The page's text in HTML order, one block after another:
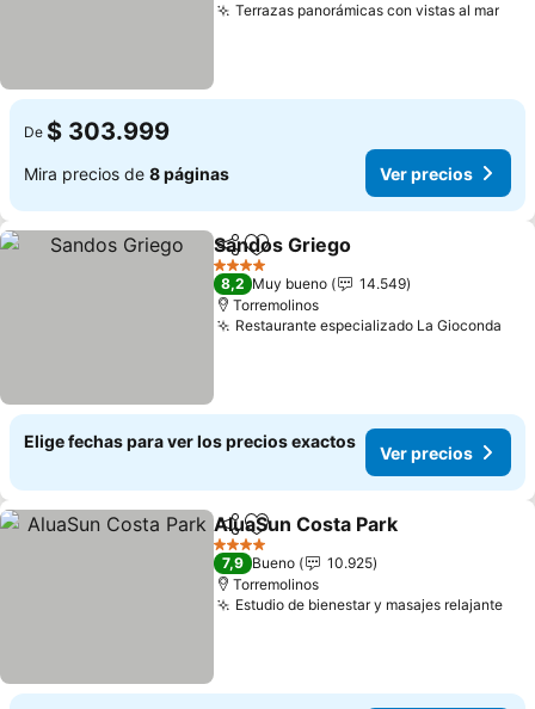
Terrazas panorámicas con vistas al mar
De $ 303.999
Mira precios de 8 páginas Ver precios
CompartirAgregar a favoritos
Sandos Griego
4 Estrellas
8,2 Muy bueno
14.549
Torremolinos
Restaurante especializado La Gioconda
Elige fechas para ver los precios exactos
Ver precios
CompartirAgregar a favoritos
AluaSun Costa Park
4 Estrellas
7,9 Bueno
10.925
Torremolinos
Estudio de bienestar y masajes relajante